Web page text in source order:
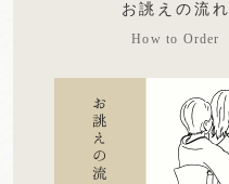
お誂えの流れ
How to Order